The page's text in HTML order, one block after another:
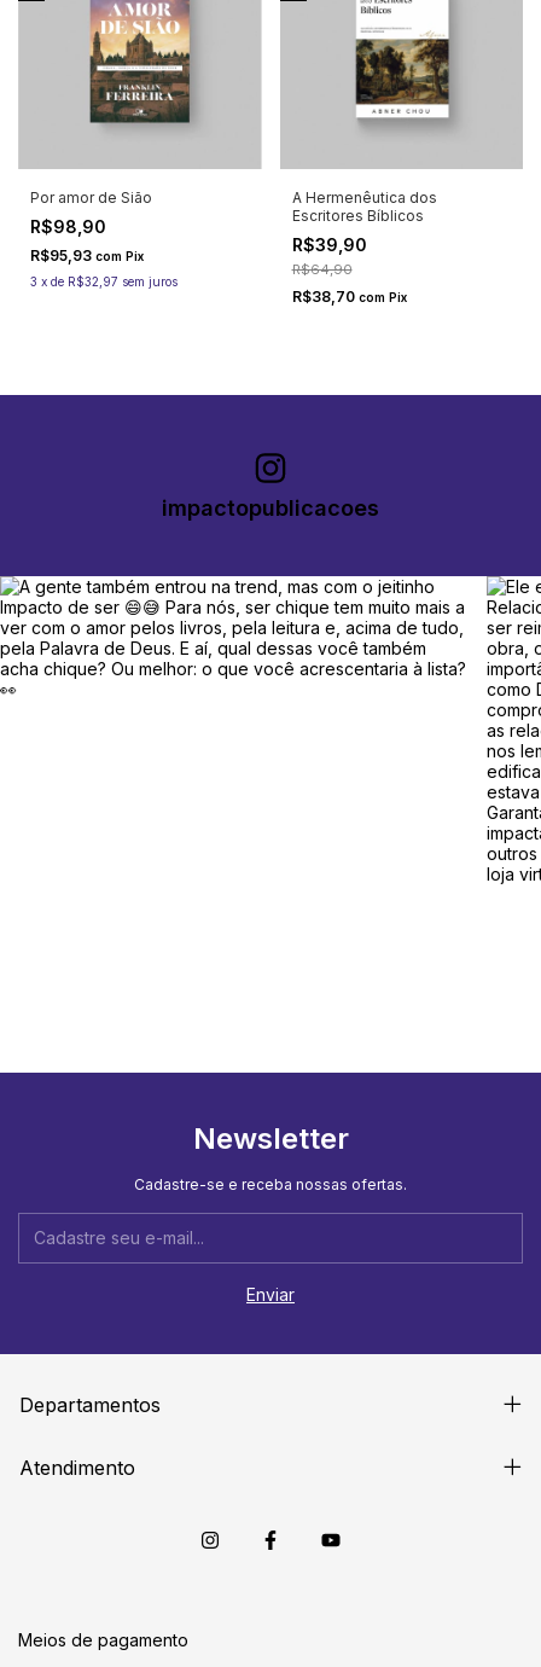
Por amor de Sião
R$98,90
R$95,93 com Pix
3 x de R$32,97 sem juros
A Hermenêutica dos
Escritores Bíblicos
R$39,90
R$64,90
R$38,70 com Pix
impactopublicacoes
Newsletter
Cadastre-se e receba nossas ofertas.
Departamentos
Atendimento
Meios de pagamento